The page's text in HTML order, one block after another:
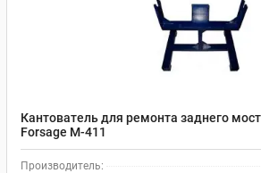
Кантователь для ремонта заднего
Forsage М-411
Производитель: